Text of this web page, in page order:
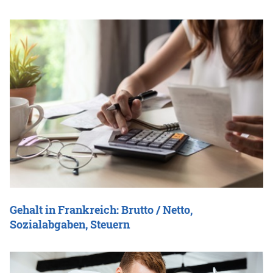
Gehalt in Frankreich: Brutto / Netto,
Sozialabgaben, Steuern